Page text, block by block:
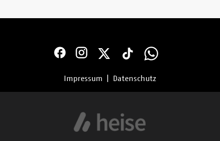
Impressum Datenschutz